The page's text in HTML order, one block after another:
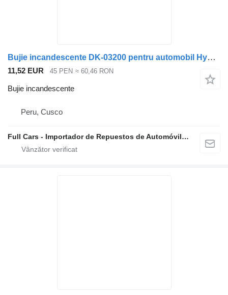
Bujie incandescente DK-03200 pentru automobil Hyundai Accent 2017-Up
11,52 EUR 45 PEN ≈ 60,46 RON
Bujie incandescente
Peru, Cusco
Full Cars - Importador de Repuestos de Automóviles al Por Mayor